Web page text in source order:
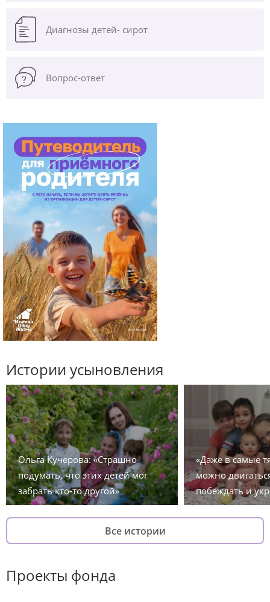
Диагнозы детей- сирот
Вопрос-ответ
Истории усыновления
Ольга Кучерова: «Страшно
подумать, что этих детей мог
забрать кто-то другой»
«Даже в самые
можно
побеждать и
Все истории
Проекты фонда